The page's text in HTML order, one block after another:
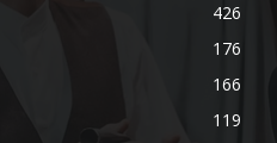
426
176
166
119